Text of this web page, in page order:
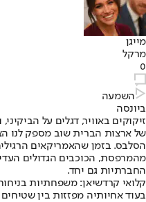
מייגן
מרקל
0
השמעה
ביונסה
זיקוקים באוויר, דגלים על
של ארצות הברית שוב מספק לנו
הסלבס. בזמן שהאמריקאים
מהמרפסת, הכוכבים הגדולים
החברתיות גם יחד.
קלואי קרדשיאן: משפחתיות
בעוד אחיותיה מפזזות בין שטיחים